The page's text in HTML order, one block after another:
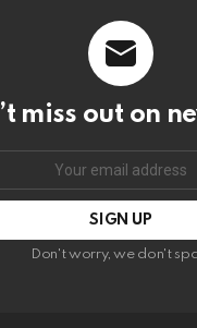
miss out on
Don't worry, we don't